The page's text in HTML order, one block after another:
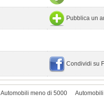
Pubblica un
Condividi su
Automobili meno di 5000